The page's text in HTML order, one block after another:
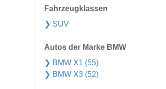
Fahrzeugklassen
❯ SUV
Autos der Marke BMW
❯ BMW X1 (55)
❯ BMW X3 (52)